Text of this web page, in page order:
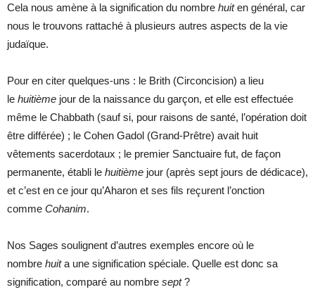
Cela nous amène à la signification du nombre huiten général, car
nous le trouvons rattaché à plusieurs autres aspects de la vie
judaïque.
Pour en citer quelques-uns : le Brith (Circoncision) a lieu
le huitième jour de la naissance du garçon, et elle est effectuée
même le Chabbath (sauf si, pour raisons de santé, l’opération doit
être différée) ; le Cohen Gadol (Grand-Prêtre) avait huit
vêtements sacerdotaux ; le premier Sanctuaire fut, de façon
permanente, établi le huitième jour (après sept jours de dédicace),
et c’est en ce jour qu’Aharon et ses fils reçurent l’onction
comme Cohanim.
Nos Sages soulignent d’autres exemples encore où le
nombre huita une signification spéciale. Quelle est donc sa
signification, comparé au nombre sept?